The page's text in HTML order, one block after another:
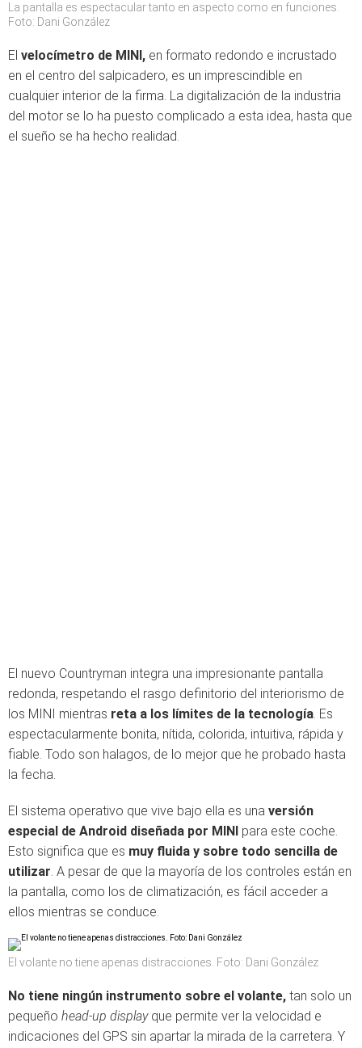
La pantalla es espectacular tanto en aspecto como en funciones.
Foto: Dani González
El velocímetro de MINI, en formato redondo e incrustado
en el centro del salpicadero, es un imprescindible en
cualquier interior de la firma. La digitalización de la industria
del motor se lo ha puesto complicado a esta idea, hasta que
el sueño se ha hecho realidad.
El nuevo Countryman integra una impresionante pantalla
redonda, respetando el rasgo definitorio del interiorismo de
los MINI mientras reta a los límites de la tecnología. Es
espectacularmente bonita, nítida, colorida, intuitiva, rápida y
fiable. Todo son halagos, de lo mejor que he probado hasta
la fecha.
El sistema operativo que vive bajo ella es una versión
especial de Android diseñada por MINI para este coche.
Esto significa que es muy fluida y sobre todo sencilla de
utilizar. A pesar de que la mayoría de los controles están en
la pantalla, como los de climatización, es fácil acceder a
ellos mientras se conduce.
El volante no tiene apenas distracciones. Foto: Dani González
No tiene ningún instrumento sobre el volante, tan solo un
pequeño head-up display que permite ver la velocidad e
indicaciones del GPS sin apartar la mirada de la carretera. Y